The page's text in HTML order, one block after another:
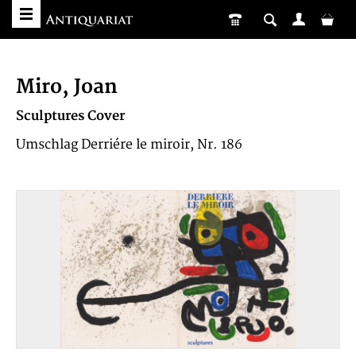
Miro, Joan
Sculptures Cover
Umschlag Derriére le miroir, Nr. 186